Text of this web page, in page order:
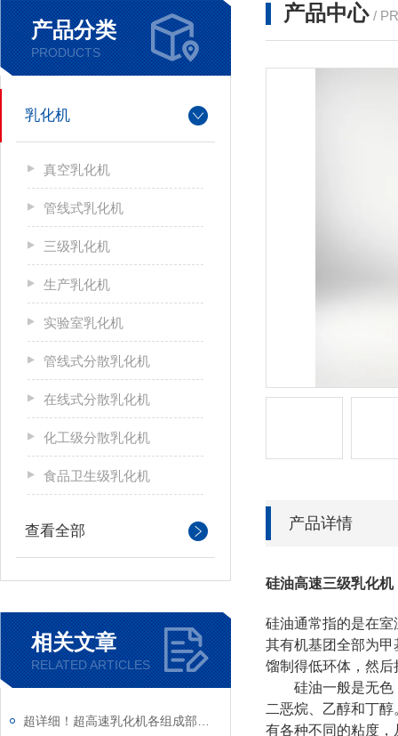
产品分类
PRODUCTS
乳化机
真空乳化机
管线式乳化机
三级乳化机
生产乳化机
实验室乳化机
管线式分散乳化机
在线式分散乳化机
化工级分散乳化机
食品卫生级乳化机
查看全部
相关文章
RELATED ARTICLES
产品中心 /
产品详情
硅油高速三级乳化机
硅油通常指的是在
其有机基团全部为
馏制得低环体，然
硅油一般是无
二恶烷、乙醇和丁
有各种不同的粘度